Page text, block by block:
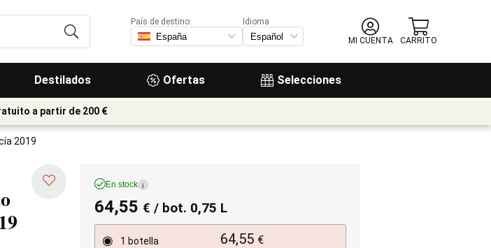
Destilados Ofertas Selecciones
País de destino:
Idioma
MI CUENTA
CARRITO
a partir de 200 €
2019
En stock i
64,55 € / bot. 0,75 L
1 botella 64,55 €